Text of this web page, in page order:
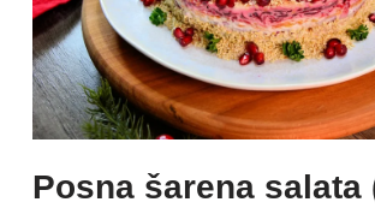
Posna šarena salata